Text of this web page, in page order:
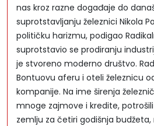
nas kroz razne događaje do
suprotstavljanju železnici Nikola
političku harizmu, podigao
suprotstavio se prodiranju
je stvoreno moderno društvo.
Bontuovu aferu i oteli železnicu
kompanije. Na ime širenja
mnoge zajmove i kredite,
zemlju za četiri godišnja